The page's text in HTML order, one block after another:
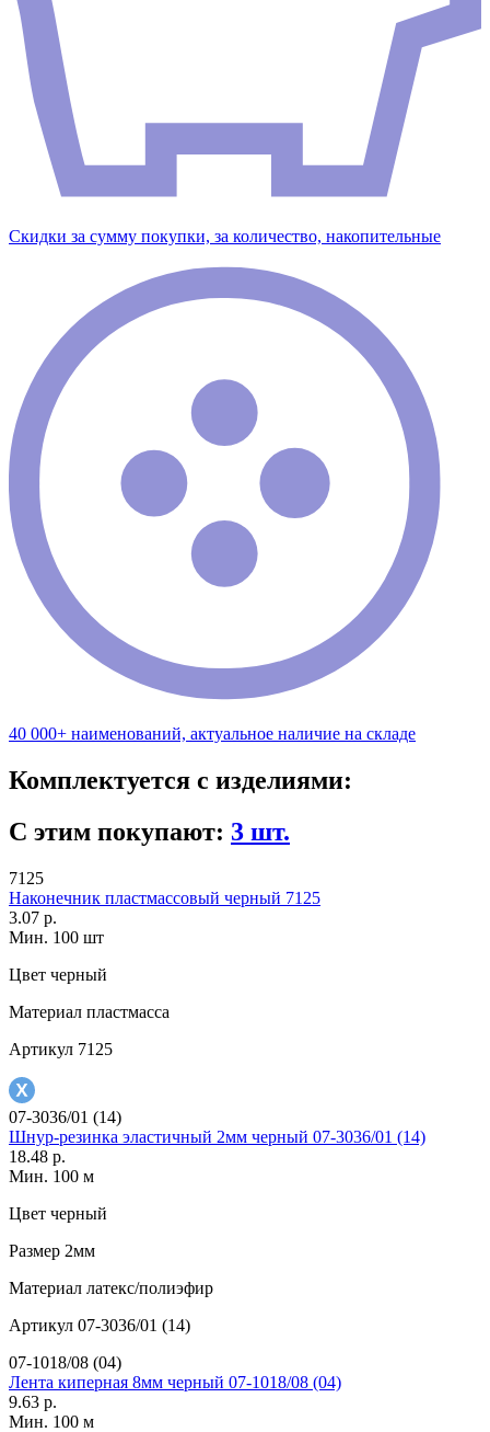
Скидки за сумму покупки, за количество, накопительные
40 000+ наименований, актуальное наличие на складе
Комплектуется с изделиями:
С этим покупают: 3 шт.
7125
Наконечник пластмассовый черный 7125
3.07 р.
Мин. 100 шт
Цвет черный
Материал пластмасса
Артикул 7125
07-3036/01 (14)
Шнур-резинка эластичный 2мм черный 07-3036/01 (14)
18.48 р.
Мин. 100 м
Цвет черный
Размер 2мм
Материал латекс/полиэфир
Артикул 07-3036/01 (14)
07-1018/08 (04)
Лента киперная 8мм черный 07-1018/08 (04)
9.63 р.
Мин. 100 м